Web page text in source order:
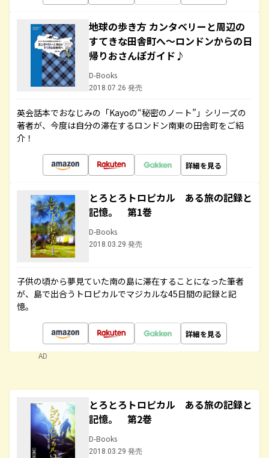
地球の歩き方 カンタベリーと周辺の
すてきな田舎町へ～ロンドンからの日
帰りおさんぽガイド♪
D-Books
2018.07.26 発売
英会話本でおなじみの「Kayoの“秘密のノート”」シリーズの
著者が、今度は自分の滞在するロンドン南東の田舎町をご紹
介！
詳細を見る
とろとろトロピカル ある旅の記録と
記憶。 第1巻
D-Books
2018.03.29 発売
子供の頃から夢見ていた南の島に滞在することになった筆者
が、島で出合うトロピカルでマジカルな45日間の記録と記
憶。
詳細を見る
AD
とろとろトロピカル ある旅の記録と
記憶。 第2巻
D-Books
2018.03.29 発売